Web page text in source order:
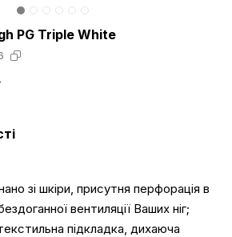
PG Triple White
зі шкіри, присутня перфорація в
вентиляції Ваших ніг;
підкладка, дихаюча